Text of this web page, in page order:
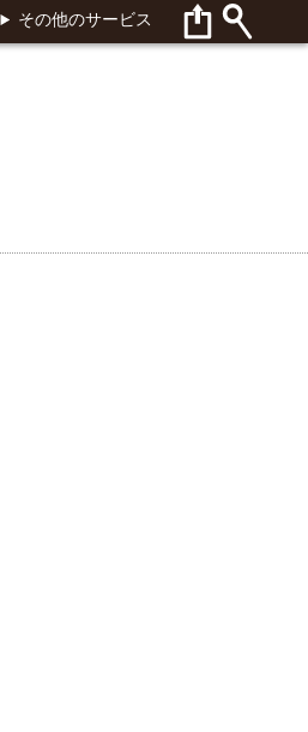
その他のサービス